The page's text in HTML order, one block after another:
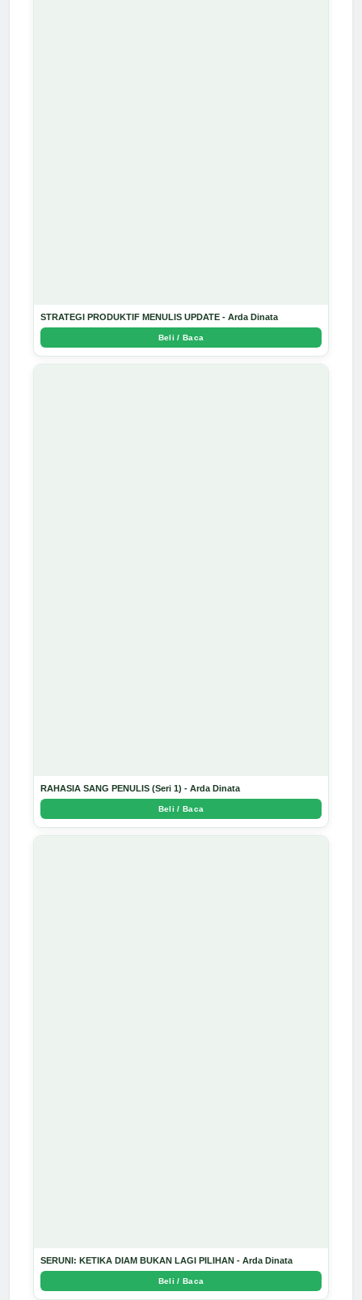
STRATEGI PRODUKTIF MENULIS UPDATE - Arda Dinata
Beli / Baca
RAHASIA SANG PENULIS (Seri 1) - Arda Dinata
Beli / Baca
SERUNI: KETIKA DIAM BUKAN LAGI PILIHAN - Arda Dinata
Beli / Baca